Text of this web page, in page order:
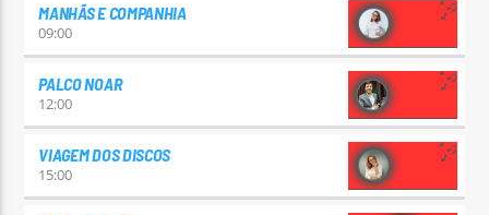
MANHÃS E COMPANHIA
09:00
PALCO NOAR
12:00
VIAGEM DOS DISCOS
15:00